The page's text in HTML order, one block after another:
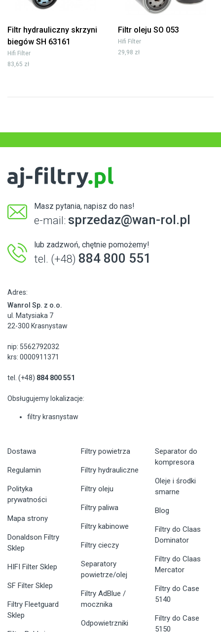
Filtr hydrauliczny skrzyni
biegów SH 63161
Hifi Filter
83,65 zł
Filtr oleju SO 053
Hifi Filter
29,98 zł
Masz pytania, napisz do nas!
e-mail: sprzedaz@wan-rol.pl
lub zadzwoń, chętnie pomożemy!
tel. (+48) 884 800 551
Adres:
Wanrol Sp. z o.o.
ul. Matysiaka 7
22-300 Krasnystaw
nip: 5562792032
krs: 0000911371
tel. (+48) 884 800 551
Obsługujemy lokalizacje:
filtry krasnystaw
Dostawa
Regulamin
Polityka
prywatności
Mapa strony
Donaldson Filtry
Sklep
HIFI Filter Sklep
SF Filter Sklep
Filtry Fleetguard
Sklep
Filtry powietrza
Filtry hydrauliczne
Filtry oleju
Filtry paliwa
Filtry kabinowe
Filtry cieczy
Separatory
powietrze/olej
Filtry AdBlue /
mocznika
Odpowietrzniki
Separator do
kompresora
Oleje i środki
smarne
Blog
Filtry do Claas
Dominator
Filtry do Claas
Mercator
Filtry do Case
5140
Filtry do Case
5150